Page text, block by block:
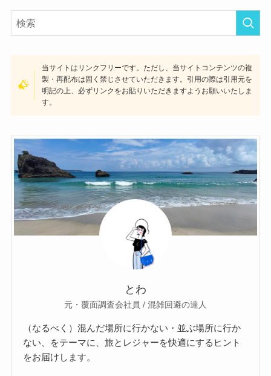
当サイトはリンクフリーです。ただし、当サイトコンテンツの複
製・再配布は固く禁じさせていただきます。引用の際は引用元を
明記の上、必ずリンクをお貼りいただきますようお願いいたしま
す。
とわ
元・覆面調査会社員 / 混雑回避の達人
（なるべく）混んだ場所に行かない・並ぶ場所に行か
ない、をテーマに、旅とレジャーを快適にするヒント
をお届けします。